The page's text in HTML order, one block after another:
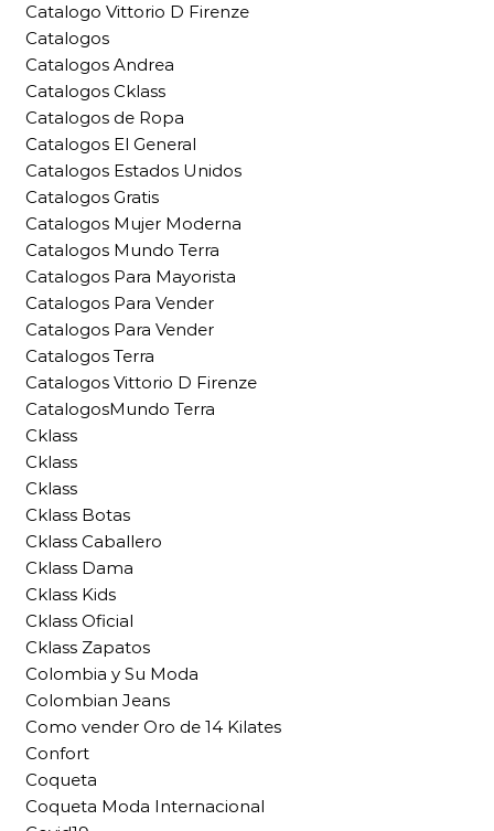
Catalogo Vittorio D Firenze
Catalogos
Catalogos Andrea
Catalogos Cklass
Catalogos de Ropa
Catalogos El General
Catalogos Estados Unidos
Catalogos Gratis
Catalogos Mujer Moderna
Catalogos Mundo Terra
Catalogos Para Mayorista
Catalogos Para Vender
Catalogos Para Vender
Catalogos Terra
Catalogos Vittorio D Firenze
CatalogosMundo Terra
Cklass
Cklass
Cklass
Cklass Botas
Cklass Caballero
Cklass Dama
Cklass Kids
Cklass Oficial
Cklass Zapatos
Colombia y Su Moda
Colombian Jeans
Como vender Oro de 14 Kilates
Confort
Coqueta
Coqueta Moda Internacional